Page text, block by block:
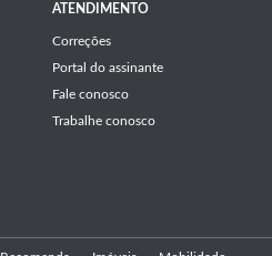
ATENDIMENTO
Correções
Portal do assinante
Fale conosco
Trabalhe conosco